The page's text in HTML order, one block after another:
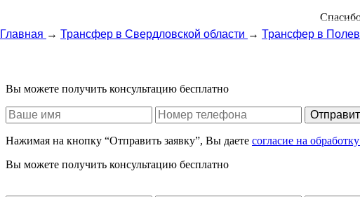
Вы можете получить консультацию бесплатно
Нажимая на кнопку “Отправить заявку”, Вы даете согласие на
Вы можете получить консультацию бесплатно
Главная → Трансфер в Свердловской области → Трансфер в